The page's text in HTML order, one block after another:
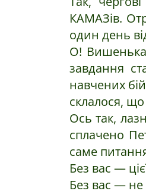
КАМАЗів.
один день
О! Вишенька
завдання
навчених
склалося,
Ось так,
сплачено
саме
Без вас —
Без вас — не